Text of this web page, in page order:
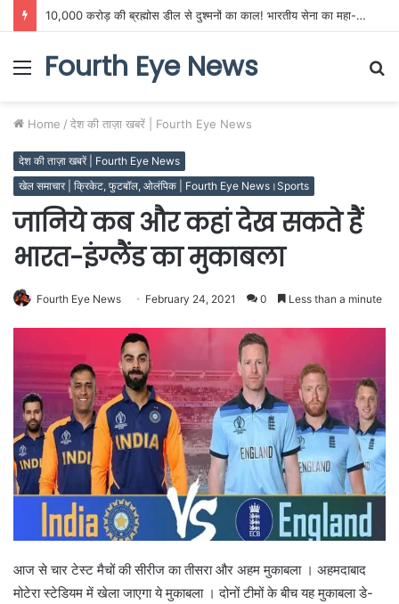
10,000 करोड़ की ब्रह्मोस डील से दुश्मनों का काल! भारतीय सेना का महा-ऑपरेशन, अब सीमा पार तबाही पक्की
Menu
Fourth Eye News
Home / देश की ताज़ा खबरें | Fourth Eye News
देश की ताज़ा खबरें | Fourth Eye News
खेल समाचार | क्रिकेट, फुटबॉल, ओलंपिक | Fourth Eye News।Sports
जानिये कब और कहां देख सकते हैं
भारत-इंग्लैंड का मुकाबला
Fourth Eye News February 24, 2021 0 Less than a minute
आज से चार टेस्ट मैचों की सीरीज का तीसरा और अहम मुकाबला । अहमदाबाद
मोटेरा स्टेडियम में खेला जाएगा ये मुकाबला । दोनों टीमों के बीच यह मुकाबला डे-